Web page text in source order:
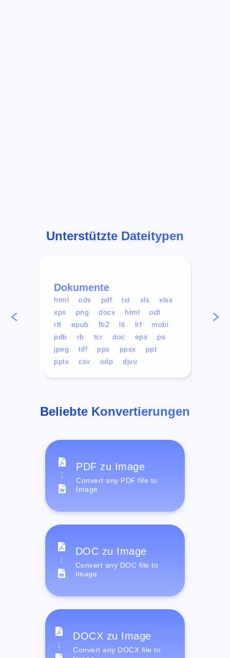
Unterstützte Dateitypen
Dokumente
html ods pdf txt xls
xlsx
xps
png docx html
odt
rtf
epub fb2 lit lrf
mobi
pdb
rb tcr doc eps
ps
jpeg
tiff pps ppsx
ppt
pptx
csv odp djvu
mp4
Beliebte Konvertierungen
PDF zu Image
Convert any PDF file to
Image
DOC zu Image
Convert any DOC file to
Image
DOCX zu Image
Convert any DOCX file to